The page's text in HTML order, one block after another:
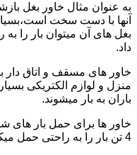
به عنوان مثال خاور بغل
آنها با دست سخت
بغل های آن میتوان بار را
داد.
خاور های مسقف و اتاق دار
منزل و لوازم الکتریکی
باران به بار میشوند.
خاور ها برای حمل بار های
4 تن بار را به راحتی حمل میکنند.